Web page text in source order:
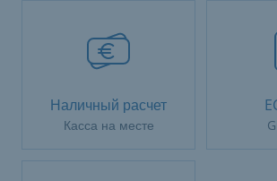
Наличный расчет
Касса на месте